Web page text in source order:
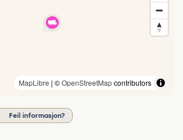
MapLibre | ©OpenStreetMapcontributors
Feil informasjon?